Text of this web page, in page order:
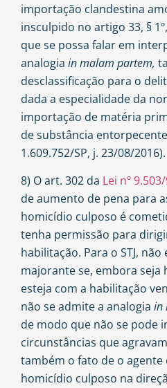
importação clandestina
insculpido no artigo 33, § 1º,
que se possa falar em
analogia in malam partem,
desclassificação para o
dada a especialidade da
importação de matéria
de substância
1.609.752/SP, j. 23/08/2016).
8) O art. 302 da Lei nº
de aumento de pena para
homicídio culposo é
tenha permissão para
habilitação. Para o STJ,
majorante se, embora seja
esteja com a habilitação
não se admite a analogia in
de modo que não se pode
circunstâncias que
também o fato de o
homicídio culposo na